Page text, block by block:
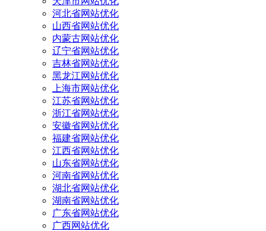
河北省网站优化
山西省网站优化
内蒙古网站优化
辽宁省网站优化
吉林省网站优化
黑龙江网站优化
上海市网站优化
江苏省网站优化
浙江省网站优化
安徽省网站优化
福建省网站优化
江西省网站优化
山东省网站优化
河南省网站优化
湖北省网站优化
湖南省网站优化
广东省网站优化
广西网站优化